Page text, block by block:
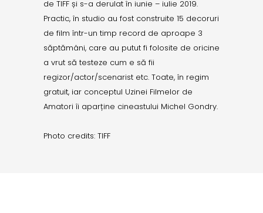
de TIFF și s-a derulat în iunie – iulie 2019.
Practic, în studio au fost construite 15 decoruri
de film într-un timp record de aproape 3
săptămâni, care au putut fi folosite de oricine
a vrut să testeze cum e să fii
regizor/actor/scenarist etc. Toate, în regim
gratuit, iar conceptul Uzinei Filmelor de
Amatori îi aparține cineastului Michel Gondry.
Photo credits: TIFF